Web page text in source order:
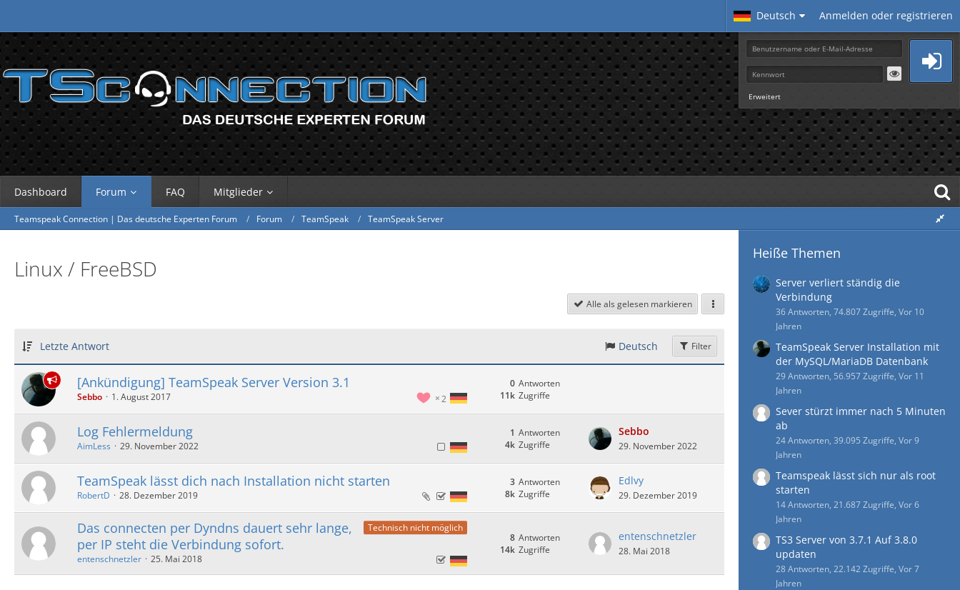
Deutsch Anmelden oder registrieren
Erweitert
Dashboard Forum FAQ Mitglieder
Teamspeak Connection | Das deutsche Experten Forum Forum TeamSpeak TeamSpeak Server
Linux / FreeBSD
Alle als gelesen markieren
Letzte Antwort Deutsch Filter
[Ankündigung] TeamSpeak Server Version 3.1
2
Sebbo 1. August 2017
Antworten
0
Zugriffe
11k
Log Fehlermeldung
AimLess 29. November 2022
Antworten
1
Zugriffe
4k
Sebbo
29. November 2022
TeamSpeak lässt dich nach Installation nicht starten
RobertD 28. Dezember 2019
Antworten
3
Zugriffe
8k
Edlvy
29. Dezember 2019
Technisch nicht möglich
Das connecten per Dyndns dauert sehr lange,
per IP steht die Verbindung sofort.
entenschnetzler 25. Mai 2018
Antworten
8
Zugriffe
14k
entenschnetzler
28. Mai 2018
Heiße Themen
Server verliert ständig die
Verbindung
36 Antworten, 74.807 Zugriffe, Vor 10
Jahren
TeamSpeak Server Installation mit
der MySQL/MariaDB Datenbank
29 Antworten, 56.957 Zugriffe, Vor 11
Jahren
Sever stürzt immer nach 5 Minuten
ab
24 Antworten, 39.095 Zugriffe, Vor 9
Jahren
Teamspeak lässt sich nur als root
starten
14 Antworten, 21.687 Zugriffe, Vor 6
Jahren
TS3 Server von 3.7.1 Auf 3.8.0
updaten
28 Antworten, 22.142 Zugriffe, Vor 7
Jahren